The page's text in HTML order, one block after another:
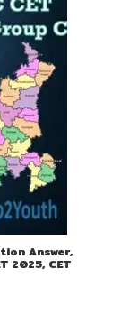
Answer,
2025, CET